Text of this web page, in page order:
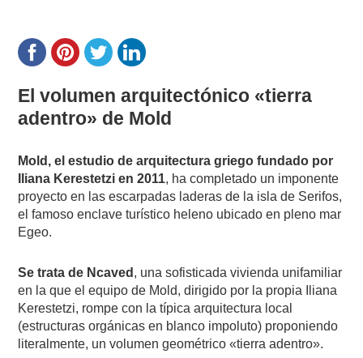
El volumen arquitectónico «tierra
adentro» de Mold
Mold, el estudio de arquitectura griego fundado por
Iliana Kerestetzi en 2011, ha completado un imponente
proyecto en las escarpadas laderas de la isla de Serifos,
el famoso enclave turístico heleno ubicado en pleno mar
Egeo.
Se trata de Ncaved , una sofisticada vivienda unifamiliar
en la que el equipo de Mold, dirigido por la propia Iliana
Kerestetzi, rompe con la típica arquitectura local
(estructuras orgánicas en blanco impoluto) proponiendo
literalmente, un volumen geométrico «tierra adentro».